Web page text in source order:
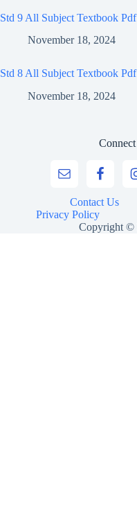
Std 9 All Subject Textbook Pdf
November 18, 2024
Std 8 All Subject Textbook Pdf
November 18, 2024
Contact Us
Privacy Policy
Copyright ©